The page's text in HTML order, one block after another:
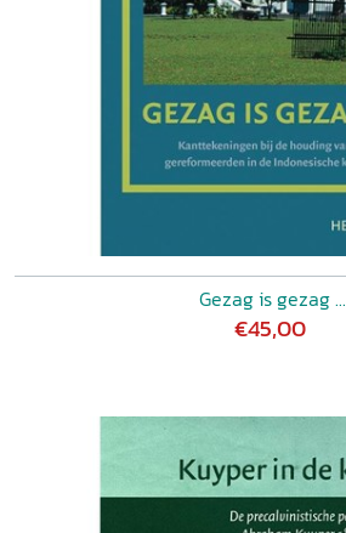
Gezag is gezag ...
€45,00